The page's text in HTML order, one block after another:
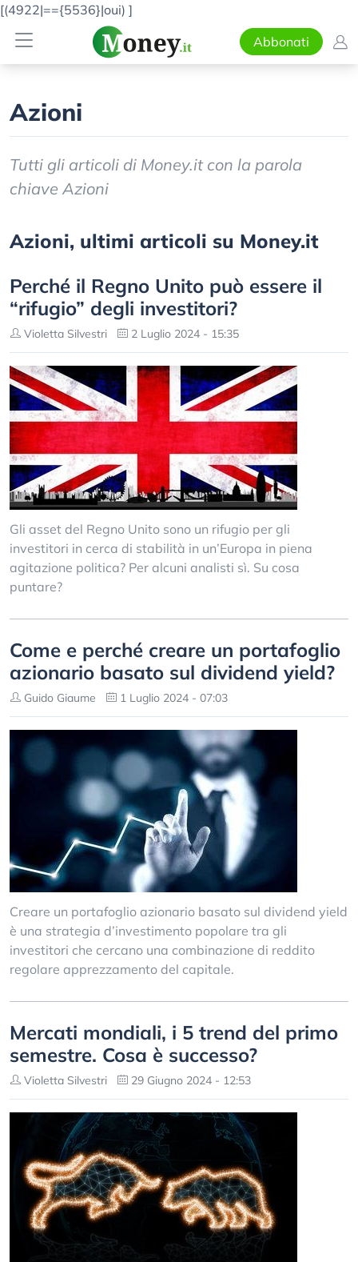
[(4922|=={5536}|oui) ]
Abbonati
Azioni
Tutti gli articoli di Money.it con la parola
chiave Azioni
Azioni, ultimi articoli su Money.it
Perché il Regno Unito può essere il
“rifugio” degli investitori?
Violetta Silvestri 2 Luglio 2024 - 15:35
Gli asset del Regno Unito sono un rifugio per gli
investitori in cerca di stabilità in un’Europa in piena
agitazione politica? Per alcuni analisti sì. Su cosa
puntare?
Come e perché creare un portafoglio
azionario basato sul dividend yield?
Guido Giaume 1 Luglio 2024 - 07:03
Creare un portafoglio azionario basato sul dividend yield
è una strategia d’investimento popolare tra gli
investitori che cercano una combinazione di reddito
regolare apprezzamento del capitale.
Mercati mondiali, i 5 trend del primo
semestre. Cosa è successo?
Violetta Silvestri 29 Giugno 2024 - 12:53